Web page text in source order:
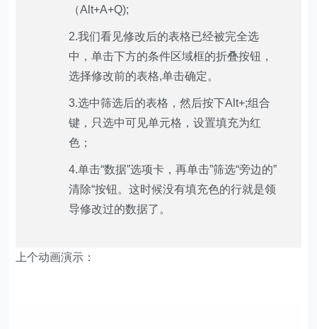
（Alt+A+Q);
2.我们看见修改后的表格已经被完全选
中，单击下方的条件区域框的折叠按钮，
选择修改前的表格,单击确定。
3.选中筛选后的表格，然后按下Alt+;组合
键，只选中可见单元格，设置填充为红
色；
4.单击“数据”选项卡，再单击”筛选“旁边的”
清除“按钮。这时候没有填充色的行就是领
导修改过的数据了。
上个动画演示：